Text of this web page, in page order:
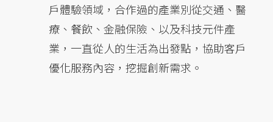
戶體驗領域，合作過的產業別從交通、醫
療、餐飲、金融保險、以及科技元件產
業，一直從人的生活為出發點，協助客戶
優化服務內容，挖掘創新需求。